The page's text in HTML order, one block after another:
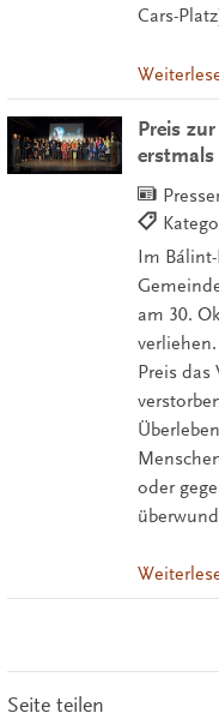
Cars-
Preis
erstmals
Im
am 30.
Preis das
oder
Seite teilen